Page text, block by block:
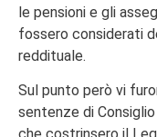
le pensioni e gli
fossero considerati
reddituale.
Sul punto però vi
sentenze di